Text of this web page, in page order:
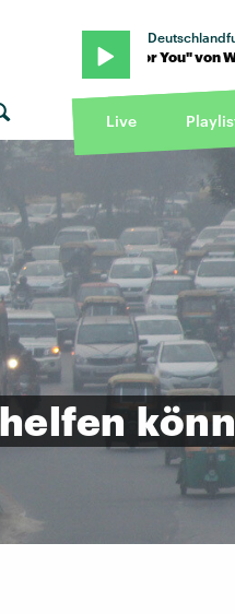
For You" von WizTheMc ·
Live
helfen